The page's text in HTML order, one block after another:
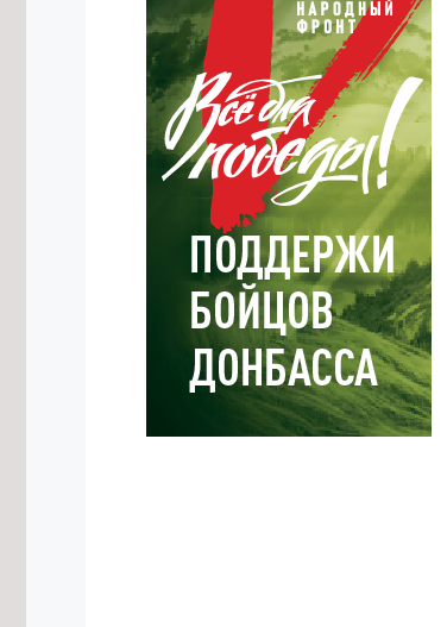
7/08/2026 в 12:07
Забайкальский тренер рассказала,
сколько в среднем стоит экипировка
для киокусинкай каратэ
7/08/2026 в 11:42
Уровень пожарной опасности
снизился в Забайкалье
7/08/2026 в 11:16
Более 4 тысяч детей и взрослых в
Забайкалье занимаются
киокусинкай каратэ
«Удоканская медь» рассказала о
работе системы «Кайдзен» в